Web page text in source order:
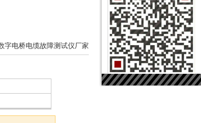
字电桥电缆故障测试仪厂家